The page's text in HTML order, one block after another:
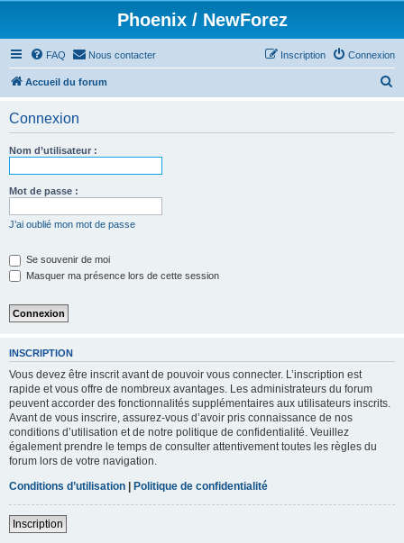
Phoenix / NewForez
FAQ Nous contacter Connexion
Inscription
Accueil du forum
Connexion
Nom d’utilisateur :
Mot de passe :
J’ai oublié mon mot de passe
Se souvenir de moi
Masquer ma présence lors de cette session
INSCRIPTION
Vous devez être inscrit avant de pouvoir vous connecter. L’inscription est
rapide et vous offre de nombreux avantages. Les administrateurs du forum
peuvent accorder des fonctionnalités supplémentaires aux utilisateurs inscrits.
Avant de vous inscrire, assurez-vous d’avoir pris connaissance de nos
conditions d’utilisation et de notre politique de confidentialité. Veuillez
également prendre le temps de consulter attentivement toutes les règles du
forum lors de votre navigation.
Conditions d’utilisation | Politique de confidentialité
Inscription